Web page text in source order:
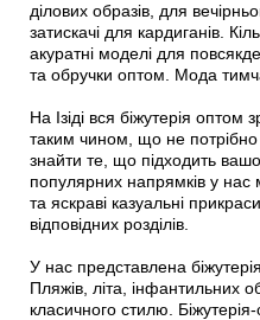
ділових образів, для
затискачі для кардиганів.
акуратні моделі для
та обручки оптом. Мода
На Ізіді вся біжутерія
таким чином, що не
знайти те, що підходить
популярних напрямків у нас
та яскраві казуальні
відповідних розділів.
У нас представлена
Пляжів, літа, інфантильних
класичного стилю.